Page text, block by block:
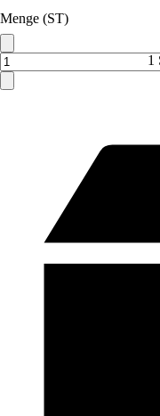
Menge (ST)
1